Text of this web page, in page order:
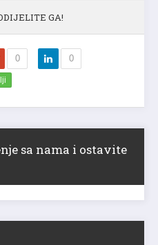
GA!
0 0
sa nama i ostavite